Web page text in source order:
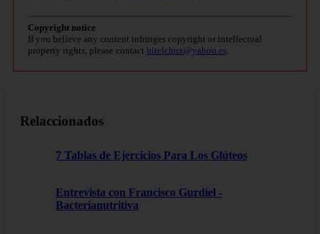
Copyright notice
If you believe any content infringes copyright or intellectual
property rights, please contact bitelchux@yahoo.es
Relaccionados
7 Tablas de Ejercicios Para Los Glúteos
Entrevista con Francisco Gurdiel -
Bacterianutritiva